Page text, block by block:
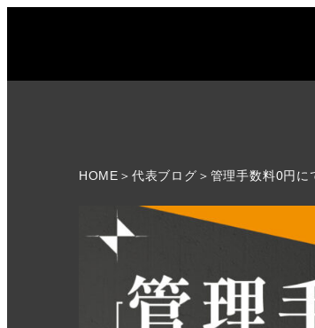
HOME ＞ 代表ブログ ＞管理手数料0円